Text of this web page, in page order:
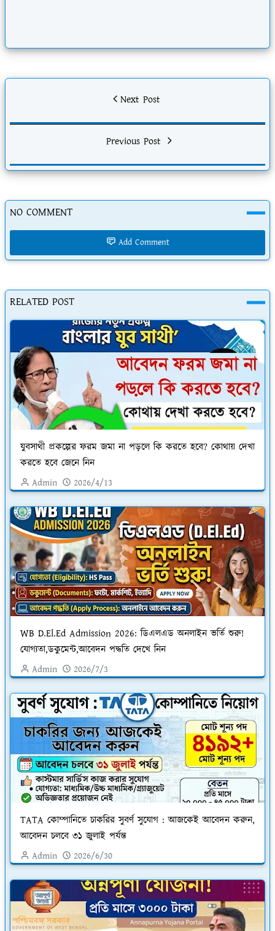
Next Post
Previous Post
NO COMMENT
Add Comment
RELATED POST
যুবসাথী প্রকল্পের ফরম জমা না পড়লে কি করতে হবে? কোথায় দেখা
করতে হবে জেনে নিন
Admin 2026/4/13
WB D.El.Ed Admission 2026: ডিএলএড অনলাইন ভর্তি শুরু!
যোগ্যতা,ডকুমেন্ট,আবেদন পদ্ধতি দেখে নিন
Admin 2026/7/3
TATA কোম্পানিতে চাকরির সুবর্ণ সুযোগ : আজকেই আবেদন করুন,
আবেদন চলবে ৩১ জুলাই পর্যন্ত
Admin 2026/6/30